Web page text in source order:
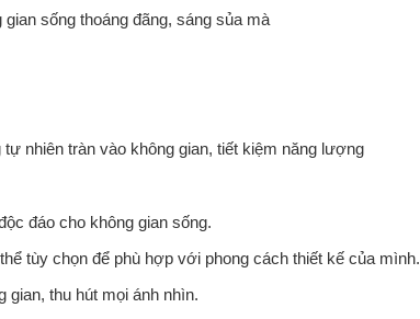
sống thoáng đãng, sáng sủa mà
nhiên tràn vào không gian, tiết kiệm năng lượng
đáo cho không gian sống.
tùy chọn để phù hợp với phong cách thiết kế của mình.
gian, thu hút mọi ánh nhìn.